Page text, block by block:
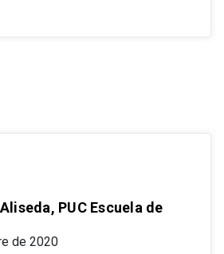
PUC Escuela de
de 2020